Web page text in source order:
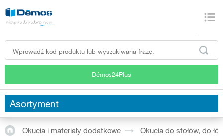
Démos24Plus
Asortyment
Okucia i materiały dodatkowe Okucia do stołów, do